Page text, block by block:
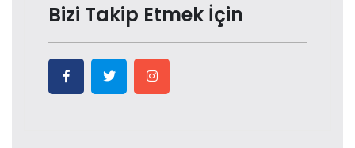
Bizi Takip Etmek İçin